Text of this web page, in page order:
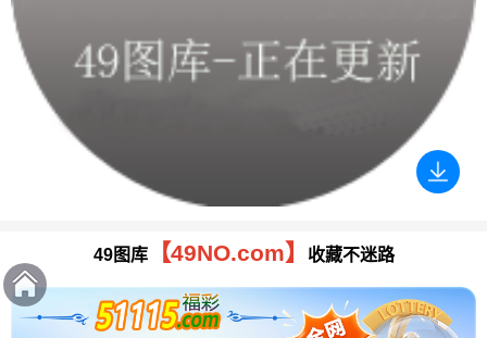
49图库【49NO.com】 收藏不迷路